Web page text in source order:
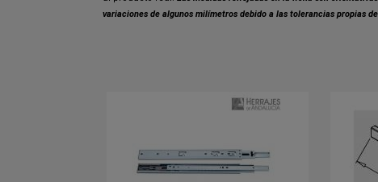
variaciones de algunos milímetros debido a las tolerancias propias